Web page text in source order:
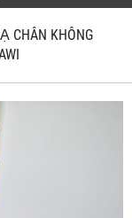
CHÂN KHÔNG